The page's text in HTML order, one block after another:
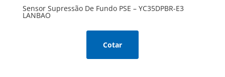
Sensor Supressão De Fundo PSE – YC35DPBR-E3
LANBAO
Cotar